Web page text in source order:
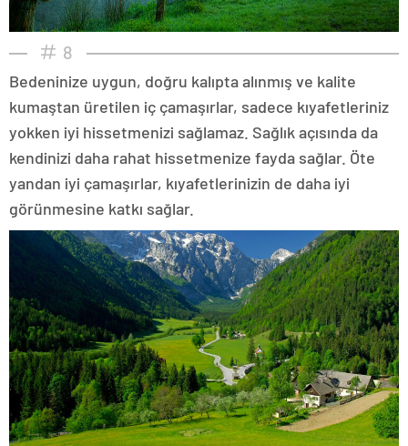
8
Bedeninize uygun, doğru kalıpta alınmış ve kalite
kumaştan üretilen iç çamaşırlar, sadece kıyafetleriniz
yokken iyi hissetmenizi sağlamaz. Sağlık açısında da
kendinizi daha rahat hissetmenize fayda sağlar. Öte
yandan iyi çamaşırlar, kıyafetlerinizin de daha iyi
görünmesine katkı sağlar.